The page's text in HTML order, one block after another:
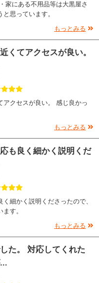
家にある不用品等は大黒屋さ
思っています。
もっとみる
くてアクセスが良い。
アクセスが良い。 感じ良かっ
もっとみる
も良く細かく説明くだ
細かく説明くださったので、
す。
もっとみる
た。 対応してくれた